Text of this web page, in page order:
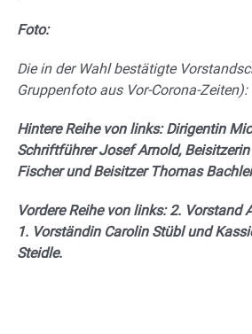
Foto:
Die in der Wahl bestätigte
Gruppenfoto aus Vor-Corona-Zeiten):
Hintere Reihe von links: Dirigentin
Schriftführer Josef Arnold,
Fischer und Beisitzer Thomas
Vordere Reihe von links: 2. Vorstand
1. Vorständin Carolin Stübl und
Steidle.